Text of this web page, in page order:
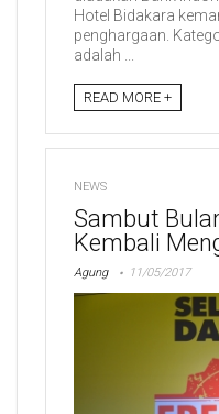
Hotel Bidakara
penghargaan.
adalah ...
READ MORE +
NEWS
Sambut
Kembali
Agung 11/05/2017